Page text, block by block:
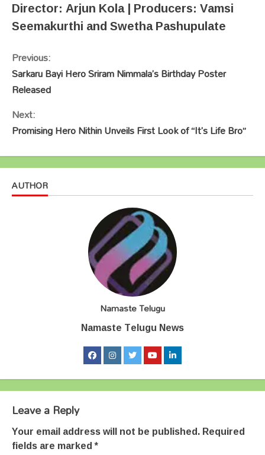
Director: Arjun Kola | Producers: Vamsi
Seemakurthi and Swetha Pashupulate
Continue
Reading
Previous:
Sarkaru Bayi Hero Sriram Nimmala’s Birthday Poster
Released
Next:
Promising Hero Nithin Unveils First Look of “It’s Life Bro”
AUTHOR
Namaste Telugu
Namaste Telugu News
Leave a Reply
Your email address will not be published.Required
fields are marked*